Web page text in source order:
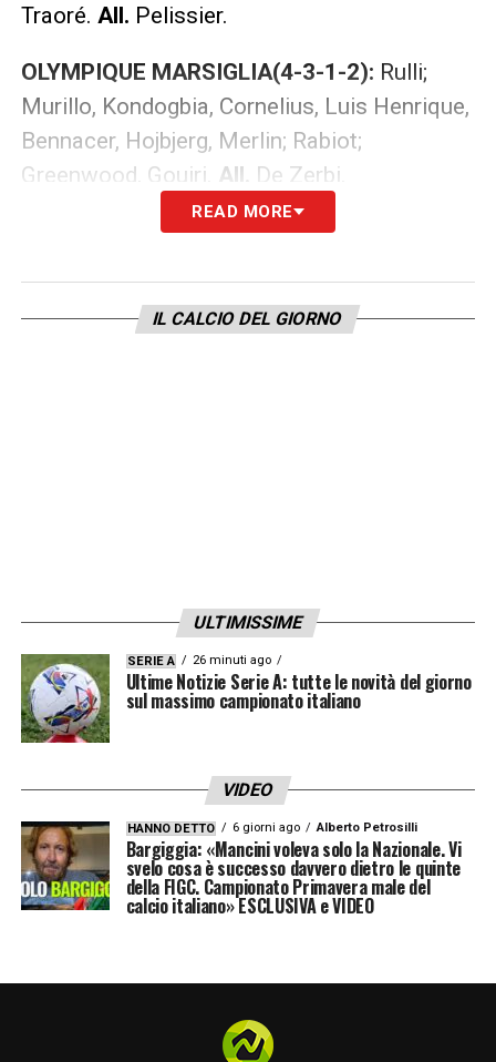
Traoré. All. Pelissier.
OLYMPIQUE MARSIGLIA(4-3-1-2): Rulli;
Murillo, Kondogbia, Cornelius, Luis Henrique,
Bennacer, Hojbjerg, Merlin; Rabiot;
Greenwood, Gouiri. All. De Zerbi.
READ MORE
IL CALCIO DEL GIORNO
ULTIMISSIME
SERIE A 26 minuti ago
Ultime Notizie Serie A: tutte le novità del giorno
sul massimo campionato italiano
VIDEO
HANNO DETTO 6 giorni ago Alberto Petrosilli
Bargiggia: «Mancini voleva solo la Nazionale. Vi
svelo cosa è successo davvero dietro le quinte
della FIGC. Campionato Primavera male del
calcio italiano» ESCLUSIVA e VIDEO